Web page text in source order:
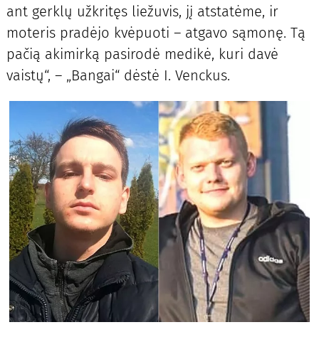
ant gerklų užkritęs liežuvis, jį atstatėme, ir
moteris pradėjo kvėpuoti – atgavo sąmonę. Tą
pačią akimirką pasirodė medikė, kuri davė
vaistų“, – „Bangai“ dėstė I. Venckus.